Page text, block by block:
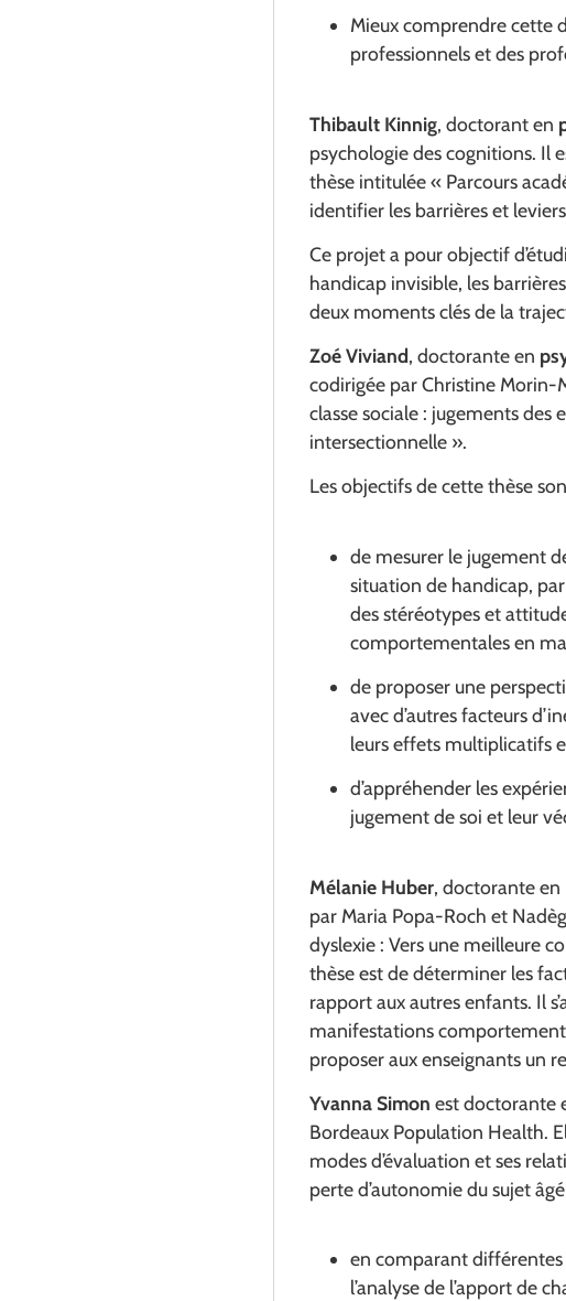
Mieux comprendre cette
professionnels et des
Thibault Kinnig, doctorant en
psychologie des cognitions. Il
thèse intitulée « Parcours
identifier les barrières et
Ce projet a pour objectif
handicap invisible, les
deux moments clés de la
Zoé Viviand, doctorante en
codirigée par Christine Morin-
classe sociale : jugements des
intersectionnelle ».
Les objectifs de cette thèse
de mesurer le jugement
situation de handicap,
des stéréotypes et
comportementales en
de proposer une
avec d’autres facteurs
leurs effets multiplicatifs
d’appréhender les
jugement de soi et leur
Mélanie Huber, doctorante en
par Maria Popa-Roch et
dyslexie : Vers une meilleure
thèse est de déterminer les
rapport aux autres enfants. Il
manifestations
proposer aux enseignants un
Yvanna Simon est doctorante
Bordeaux Population Health.
modes d’évaluation et ses
perte d’autonomie du sujet
en comparant
l’analyse de l’apport de